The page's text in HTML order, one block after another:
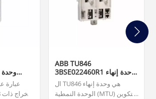
ABB TU846
3BSE022460R1 وحدة إنهاء
الوحدةال TU846 هي وحدة إنهاء
الوحدة النمطية (MTU) للتكوين